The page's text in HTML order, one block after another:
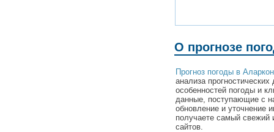
О прогнозе
Прогноз погоды в
анализа
особенностей погоды и
данные, поступающие с
обновление и уточнение
получаете самый свежий
сайтов.